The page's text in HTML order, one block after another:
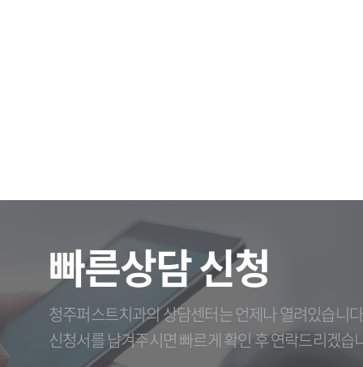
빠른상담 신청
청주퍼스트치과의 상담센터는 언제나 열려있습니
신청서를 남겨주시면 빠르게 확인 후 연락드리겠습